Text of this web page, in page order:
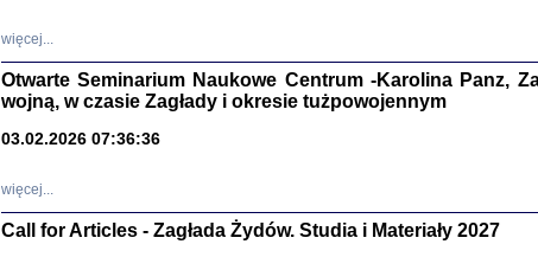
Zagłada Żydów.
więcej...
Otwarte Seminarium Naukowe Centrum -Karolina Panz,
wojną, w czasie Zagłady i okresie tużpowojennym
03.02.2026 07:36:36
więcej...
Call for Articles - Zagłada Żydów. Studia i Materiały 2027